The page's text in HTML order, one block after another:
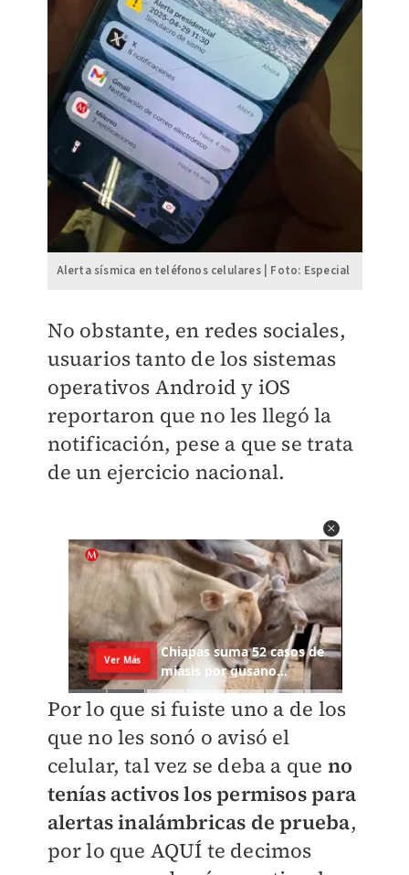
Alerta sísmica en teléfonos celulares | Foto: Especial
No obstante, en redes sociales,
usuarios tanto de los sistemas
operativos Android y iOS
reportaron que no les llegó la
notificación, pese a que se trata
de un ejercicio nacional.
Por lo que si fuiste uno a de los
que no les sonó o avisó el
celular, tal vez se deba a que no
tenías activos los permisospara
alertas inalámbricas de prueba,
por lo que AQUÍ te decimos